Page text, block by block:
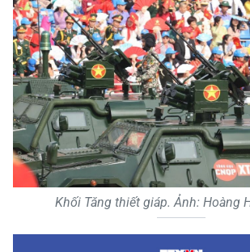
Khối Tăng thiết giáp. Ảnh: Hoàng